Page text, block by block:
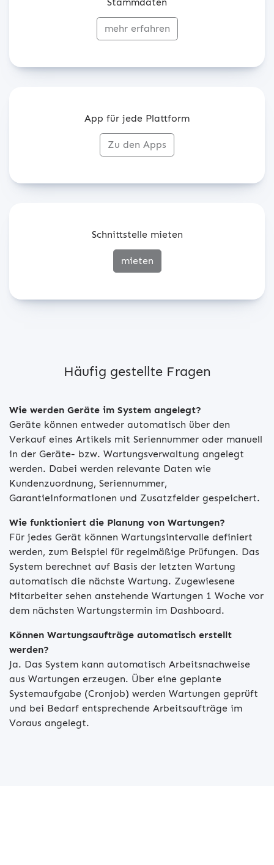
mehr erfahren
App für jede Plattform
Zu den Apps
Schnittstelle mieten
mieten
Häufig gestellte Fragen
Wie werden Geräte im System angelegt?
Geräte können entweder automatisch über den
Verkauf eines Artikels mit Seriennummer oder manuell
in der Geräte- bzw. Wartungsverwaltung angelegt
werden. Dabei werden relevante Daten wie
Kundenzuordnung, Seriennummer,
Garantieinformationen und Zusatzfelder gespeichert.
Wie funktioniert die Planung von Wartungen?
Für jedes Gerät können Wartungsintervalle definiert
werden, zum Beispiel für regelmäßige Prüfungen. Das
System berechnet auf Basis der letzten Wartung
automatisch die nächste Wartung. Zugewiesene
Mitarbeiter sehen anstehende Wartungen 1 Woche vor
dem nächsten Wartungstermin im Dashboard.
Können Wartungsaufträge automatisch erstellt
werden?
Ja. Das System kann automatisch Arbeitsnachweise
aus Wartungen erzeugen. Über eine geplante
Systemaufgabe (Cronjob) werden Wartungen geprüft
und bei Bedarf entsprechende Arbeitsaufträge im
Voraus angelegt.